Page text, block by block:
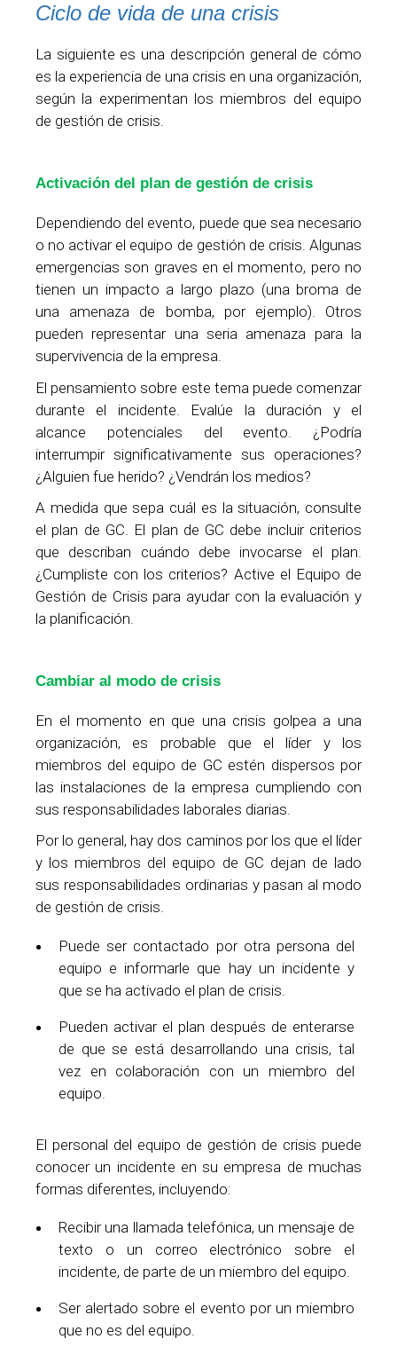
Ciclo de vida de una crisis
La siguiente es una descripción general de cómo
es la experiencia de una crisis en una organización,
según la experimentan los miembros del equipo
de gestión de crisis.
Activación del plan de gestión de crisis
Dependiendo del evento, puede que sea necesario
o no activar el equipo de gestión de crisis. Algunas
emergencias son graves en el momento, pero no
tienen un impacto a largo plazo (una broma de
una amenaza de bomba, por ejemplo). Otros
pueden representar una seria amenaza para la
supervivencia de la empresa.
El pensamiento sobre este tema puede comenzar
durante el incidente. Evalúe la duración y el
alcance potenciales del evento. ¿Podría
interrumpir significativamente sus operaciones?
¿Alguien fue herido? ¿Vendrán los medios?
A medida que sepa cuál es la situación, consulte
el plan de GC. El plan de GC debe incluir criterios
que describan cuándo debe invocarse el plan.
¿Cumpliste con los criterios? Active el Equipo de
Gestión de Crisis para ayudar con la evaluación y
la planificación.
Cambiar al modo de crisis
En el momento en que una crisis golpea a una
organización, es probable que el líder y los
miembros del equipo de GC estén dispersos por
las instalaciones de la empresa cumpliendo con
sus responsabilidades laborales diarias.
Por lo general, hay dos caminos por los que el líder
y los miembros del equipo de GC dejan de lado
sus responsabilidades ordinarias y pasan al modo
de gestión de crisis.
Puede ser contactado por otra persona del
equipo e informarle que hay un incidente y
que se ha activado el plan de crisis.
Pueden activar el plan después de enterarse
de que se está desarrollando una crisis, tal
vez en colaboración con un miembro del
equipo.
El personal del equipo de gestión de crisis puede
conocer un incidente en su empresa de muchas
formas diferentes, incluyendo:
Recibir una llamada telefónica, un mensaje de
texto o un correo electrónico sobre el
incidente, de parte de un miembro del equipo.
Ser alertado sobre el evento por un miembro
que no es del equipo.